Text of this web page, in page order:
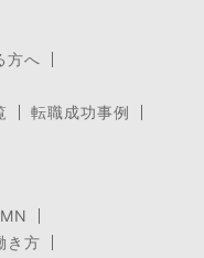
方へ
転職成功事例
き方